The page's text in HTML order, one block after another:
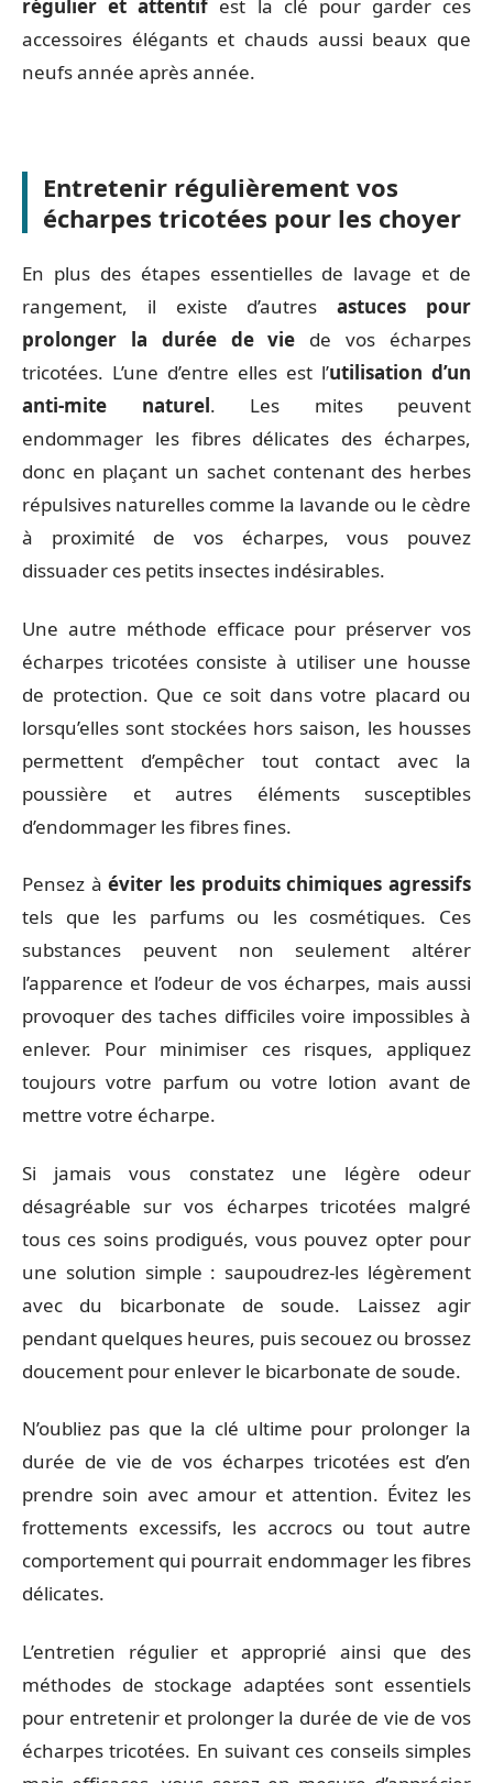
régulier et attentif est la clé pour garder ces
accessoires élégants et chauds aussi beaux que
neufs année après année.
Entretenir régulièrement vos
écharpes tricotées pour les choyer
En plus des étapes essentielles de lavage et de
rangement, il existe d’autresastuces pour
prolonger la durée de vie de vos écharpes
tricotées. L’une d’entre elles est l’utilisation d’un
anti-mite naturel. Les mites peuvent
endommager les fibres délicates des écharpes,
donc en plaçant un sachet contenant des herbes
répulsives naturelles comme la lavande ou le cèdre
à proximité de vos écharpes, vous pouvez
dissuader ces petits insectes indésirables.
Une autre méthode efficace pour préserver vos
écharpes tricotées consiste à utiliser une housse
de protection. Que ce soit dans votre placard ou
lorsqu’elles sont stockées hors saison, les housses
permettent d’empêcher tout contact avec la
poussière et autres éléments susceptibles
d’endommager les fibres fines.
Pensez àéviter les produits chimiques agressifs
tels que les parfums ou les cosmétiques. Ces
substances peuvent non seulement altérer
l’apparence et l’odeur de vos écharpes, mais aussi
provoquer des taches difficiles voire impossibles à
enlever. Pour minimiser ces risques, appliquez
toujours votre parfum ou votre lotion avant de
mettre votre écharpe.
Si jamais vous constatez une légère odeur
désagréable sur vos écharpes tricotées malgré
tous ces soins prodigués, vous pouvez opter pour
une solution simple : saupoudrez-les légèrement
avec du bicarbonate de soude. Laissez agir
pendant quelques heures, puis secouez ou brossez
doucement pour enlever le bicarbonate de soude.
N’oubliez pas que la clé ultime pour prolonger la
durée de vie de vos écharpes tricotées est d’en
prendre soin avec amour et attention. Évitez les
frottements excessifs, les accrocs ou tout autre
comportement qui pourrait endommager les fibres
délicates.
L’entretien régulier et approprié ainsi que des
méthodes de stockage adaptées sont essentiels
pour entretenir et prolonger la durée de vie de vos
écharpes tricotées. En suivant ces conseils simples